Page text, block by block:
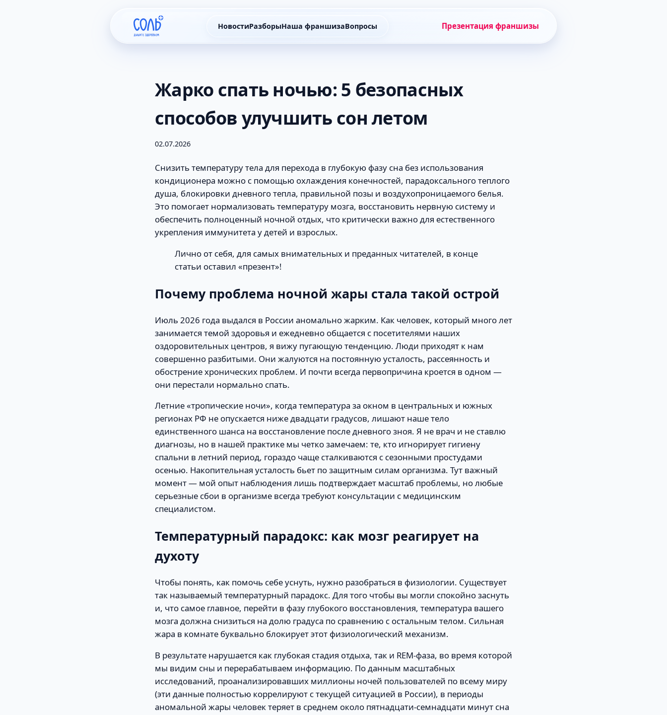
НовостиРазборыНаша франшизаВопросы Презентация франшизы
Жарко спать ночью: 5 безопасных
способов улучшить сон летом
02.07.2026
Снизить температуру тела для перехода в глубокую фазу сна без использования
кондиционера можно с помощью охлаждения конечностей, парадоксального теплого
душа, блокировки дневного тепла, правильной позы и воздухопроницаемого белья.
Это помогает нормализовать температуру мозга, восстановить нервную систему и
обеспечить полноценный ночной отдых, что критически важно для естественного
укрепления иммунитета у детей и взрослых.
Лично от себя, для самых внимательных и преданных читателей, в конце
статьи оставил «презент»!
Почему проблема ночной жары стала такой острой
Июль 2026 года выдался в России аномально жарким. Как человек, который много лет
занимается темой здоровья и ежедневно общается с посетителями наших
оздоровительных центров, я вижу пугающую тенденцию. Люди приходят к нам
совершенно разбитыми. Они жалуются на постоянную усталость, рассеянность и
обострение хронических проблем. И почти всегда первопричина кроется в одном —
они перестали нормально спать.
Летние «тропические ночи», когда температура за окном в центральных и южных
регионах РФ не опускается ниже двадцати градусов, лишают наше тело
единственного шанса на восстановление после дневного зноя. Я не врач и не ставлю
диагнозы, но в нашей практике мы четко замечаем: те, кто игнорирует гигиену
спальни в летний период, гораздо чаще сталкиваются с сезонными простудами
осенью. Накопительная усталость бьет по защитным силам организма. Тут важный
момент — мой опыт наблюдения лишь подтверждает масштаб проблемы, но любые
серьезные сбои в организме всегда требуют консультации с медицинским
специалистом.
Температурный парадокс: как мозг реагирует на
духоту
Чтобы понять, как помочь себе уснуть, нужно разобраться в физиологии. Существует
так называемый температурный парадокс. Для того чтобы вы могли спокойно заснуть
и, что самое главное, перейти в фазу глубокого восстановления, температура вашего
мозга должна снизиться на долю градуса по сравнению с остальным телом. Сильная
жара в комнате буквально блокирует этот физиологический механизм.
В результате нарушается как глубокая стадия отдыха, так и REM-фаза, во время которой
мы видим сны и перерабатываем информацию. По данным масштабных
исследований, проанализировавших миллионы ночей пользователей по всему миру
(эти данные полностью коррелируют с текущей ситуацией в России), в периоды
аномальной жары человек теряет в среднем около пятнадцати-семнадцати минут сна